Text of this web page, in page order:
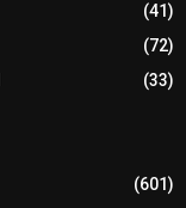
(41)
(72)
(33)
(601)